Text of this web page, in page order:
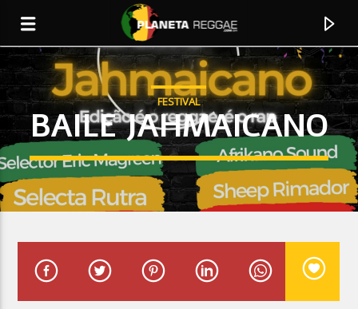
Faixa Atual
FESTIVAL
BAILE JAHMAICANO